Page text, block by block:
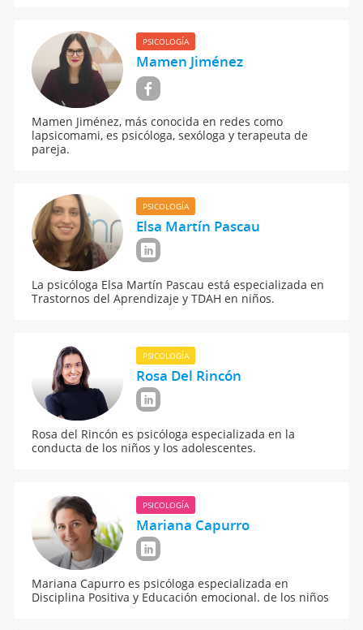
PSICOLOGÍA
Mamen Jiménez
Mamen Jiménez, más conocida en redes como
lapsicomami, es psicóloga, sexóloga y terapeuta de
pareja.
PSICOLOGÍA
Elsa Martín Pascau
La psicóloga Elsa Martín Pascau está especializada en
Trastornos del Aprendizaje y TDAH en niños.
PSICOLOGÍA
Rosa Del Rincón
Rosa del Rincón es psicóloga especializada en la
conducta de los niños y los adolescentes.
PSICOLOGÍA
Mariana Capurro
Mariana Capurro es psicóloga especializada en
Disciplina Positiva y Educación emocional. de los niños